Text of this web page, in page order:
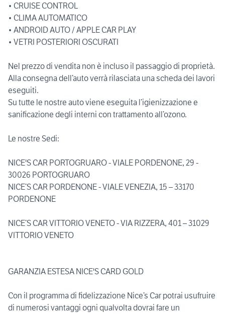
• CRUISE CONTROL
• CLIMA AUTOMATICO
• ANDROID AUTO / APPLE CAR PLAY
• VETRI POSTERIORI OSCURATI
Nel prezzo di vendita non è incluso il passaggio di proprietà.
Alla consegna dell’auto verrà rilasciata una scheda dei lavori
eseguiti.
Su tutte le nostre auto viene eseguita l’igienizzazione e
sanificazione degli interni con trattamento all’ozono.
Le nostre Sedi:
NICE'S CAR PORTOGRUARO - VIALE PORDENONE, 29 -
30026 PORTOGRUARO
NICE’S CAR PORDENONE - VIALE VENEZIA, 15 – 33170
PORDENONE
NICE’S CAR VITTORIO VENETO - VIA RIZZERA, 401 – 31029
VITTORIO VENETO
GARANZIA ESTESA NICE'S CARD GOLD
Con il programma di fidelizzazione Nice’s Car potrai usufruire
di numerosi vantaggi ogni qualvolta dovrai fare un